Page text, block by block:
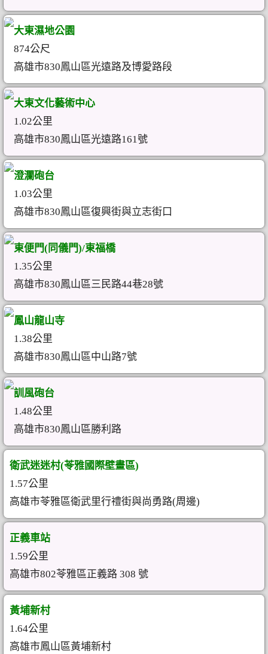
大東濕地公園
874公尺
高雄市830鳳山區光遠路及博愛路段
大東文化藝術中心
1.02公里
高雄市830鳳山區光遠路161號
澄瀾砲台
1.03公里
高雄市830鳳山區復興街與立志街口
東便門(同儀門)/東福橋
1.35公里
高雄市830鳳山區三民路44巷28號
鳳山龍山寺
1.38公里
高雄市830鳳山區中山路7號
訓風砲台
1.48公里
高雄市830鳳山區勝利路
衛武迷迷村(苓雅國際壁畫區)
1.57公里
高雄市苓雅區衛武里行禮街與尚勇路(周邊)
正義車站
1.59公里
高雄市802苓雅區正義路 308 號
黃埔新村
1.64公里
高雄市鳳山區黃埔新村